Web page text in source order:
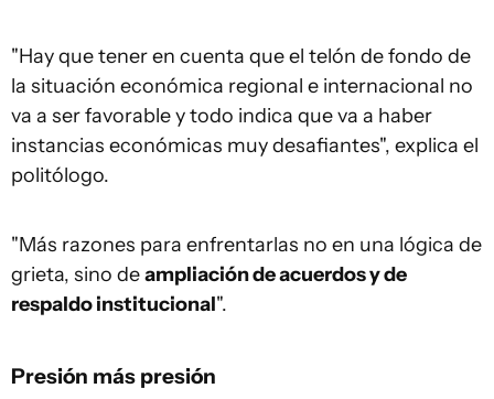
"Hay que tener en cuenta que el telón de fondo de
la situación económica regional e internacional no
va a ser favorable y todo indica que va a haber
instancias económicas muy desafiantes", explica el
politólogo.
"Más razones para enfrentarlas no en una lógica de
grieta, sino deampliación de acuerdos y de
respaldo institucional".
Presión más presión